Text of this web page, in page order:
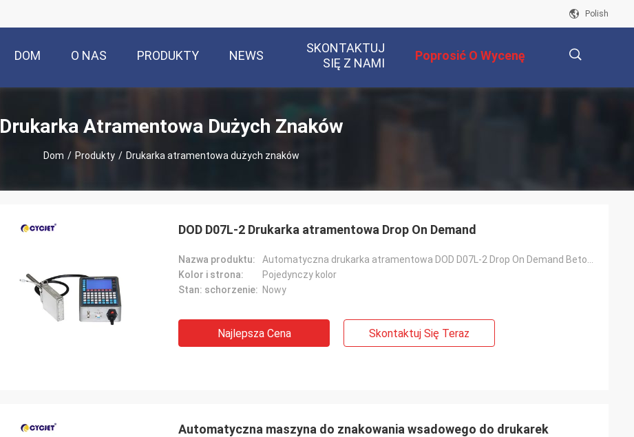
Polish
DOM O NAS PRODUKTY NEWS
SKONTAKTUJ
SIĘ Z NAMI
Poprosić O Wycenę
Drukarka Atramentowa Dużych Znaków
Dom / Produkty / Drukarka atramentowa dużych znaków
DOD D07L-2 Drukarka atramentowa Drop On Demand
Nazwa produktu:
Kolor i strona:
Pojedynczy kolor
Stan: schorzenie: Nowy
Najlepsza Cena Skontaktuj Się Teraz
Automatyczna maszyna do znakowania wsadowego do drukarek